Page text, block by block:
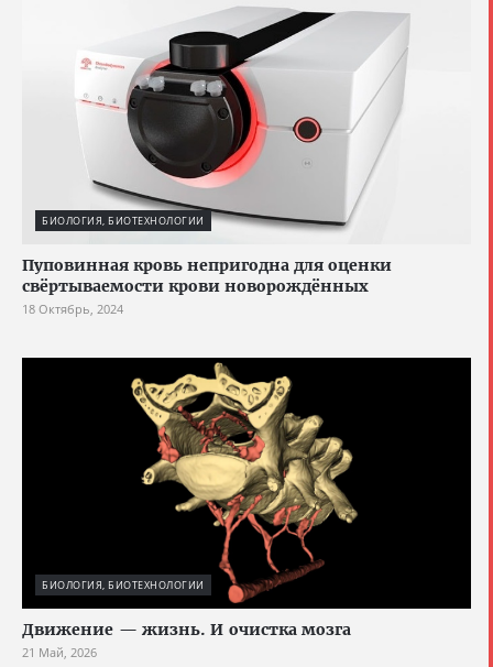
БИОЛОГИЯ, БИОТЕХНОЛОГИИ
Пуповинная кровь непригодна для оценки
свёртываемости крови новорождённых
18 Октябрь, 2024
БИОЛОГИЯ, БИОТЕХНОЛОГИИ
Движение — жизнь. И очистка мозга
21 Май, 2026